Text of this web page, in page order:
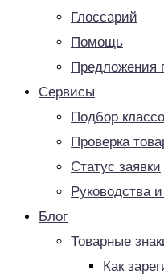
Глоссарий
Помощь
Предложения
Сервисы
Подбор
Проверка
Статус заявки
Руководства
Блог
Товарные
Как